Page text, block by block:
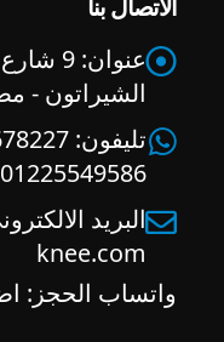
الاتصال بنا
عنوان:
9
الشيراتون -
تليفون:
01225549586
البريد
knee.com
واتساب الحجز: